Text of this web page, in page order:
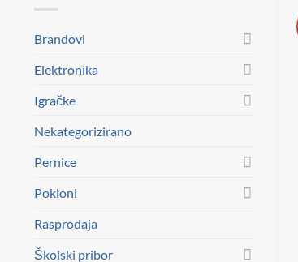
Brandovi
Elektronika
Igračke
Nekategorizirano
Pernice
Pokloni
Rasprodaja
Školski pribor